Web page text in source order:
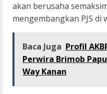
akan berusaha
mengembangkan PJS di
Baca Juga Profil
Perwira Brimob
Way Kanan